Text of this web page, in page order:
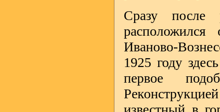
Сразу после
Иваново-
1925 году
первое